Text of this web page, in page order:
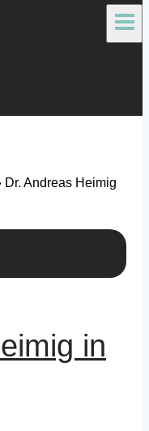
Dr. Andreas Heimig
in